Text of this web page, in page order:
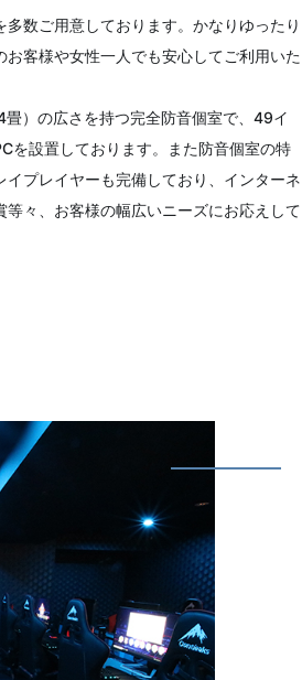
数ご用意しております。かなりゆったり
客様や女性一人でも安心してご利用いた
）の広さを持つ完全防音個室で、49イ
を設置しております。また防音個室の特
プレイヤーも完備しており、インターネ
々、お客様の幅広いニーズにお応えして